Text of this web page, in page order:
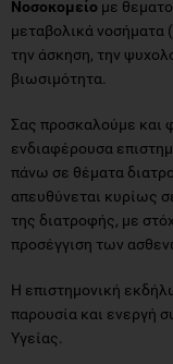
Νοσοκομείο με
μεταβολικά νοσήματα
την άσκηση, την
βιωσιμότητα.
Σας προσκαλούμε και
ενδιαφέρουσα
πάνω σε θέματα
απευθύνεται κυρίως
της διατροφής, με
προσέγγιση των
Η επιστημονική
παρουσία και ενεργή
Υγείας.